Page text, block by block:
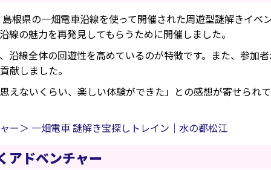
根県の一畑電車沿線を使って開催された周遊型謎解きイベ
の魅力を再発見してもらうために開催しました。
沿線全体の回遊性を高めているのが特徴です。また、参加
献しました。
えないくらい、楽しい体験ができた」との感想が寄せられ
ー＞ 一畑電車 謎解き宝探しトレイン｜水の都松江
アドベンチャー